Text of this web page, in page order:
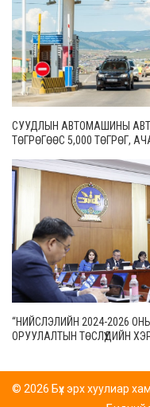
СУУДЛЫН АВТОМАШИНЫ
ТӨГРӨГӨӨС 5,000 ТӨГРӨГ,
“НИЙСЛЭЛИЙН 2024-2026
ОРУУЛАЛТЫН ТӨСЛҮҮДИЙН
© 2026 Бүх эрх хуулиар